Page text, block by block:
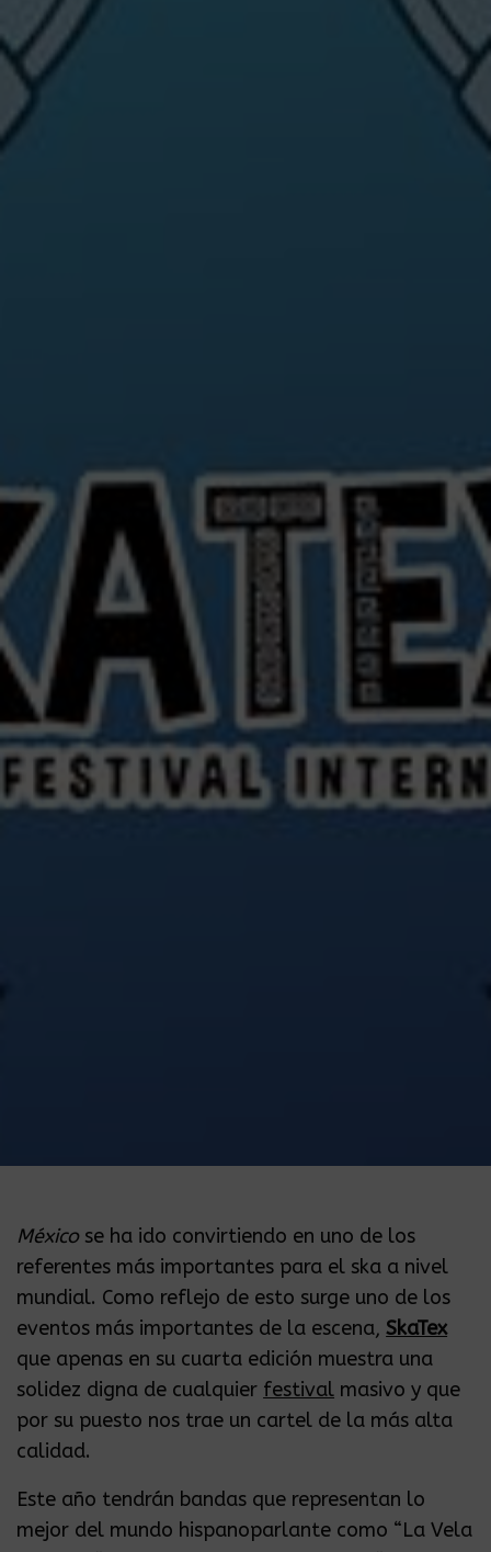
Méxicose ha ido convirtiendo en uno de los
referentes más importantes para el ska a nivel
mundial. Como reflejo de esto surge uno de los
eventos más importantes de la escena,SkaTex
que apenas en su cuarta edición muestra una
solidez digna de cualquier festival masivo y que
por su puesto nos trae un cartel de la más alta
calidad.
Este año tendrán bandas que representan lo
mejor del mundo hispanoparlante como “La Vela